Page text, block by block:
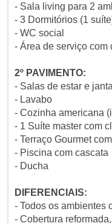
- Sala living para 2
- 3 Dormitórios (1
- WC social
- Área de serviço com
2º PAVIMENTO:
- Salas de estar e
- Lavabo
- Cozinha americana
- 1 Suíte master com
- Terraço Gourmet
- Piscina com cascata
- Ducha
DIFERENCIAIS:
- Todos os ambientes
- Cobertura